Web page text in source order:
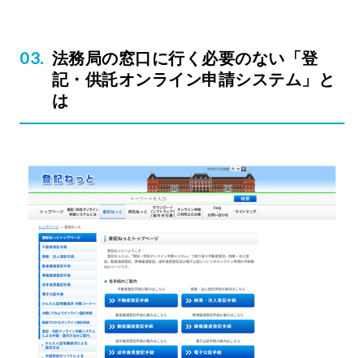
法務局の窓口に行く必要のない「登
記・供託オンライン申請システム」と
は